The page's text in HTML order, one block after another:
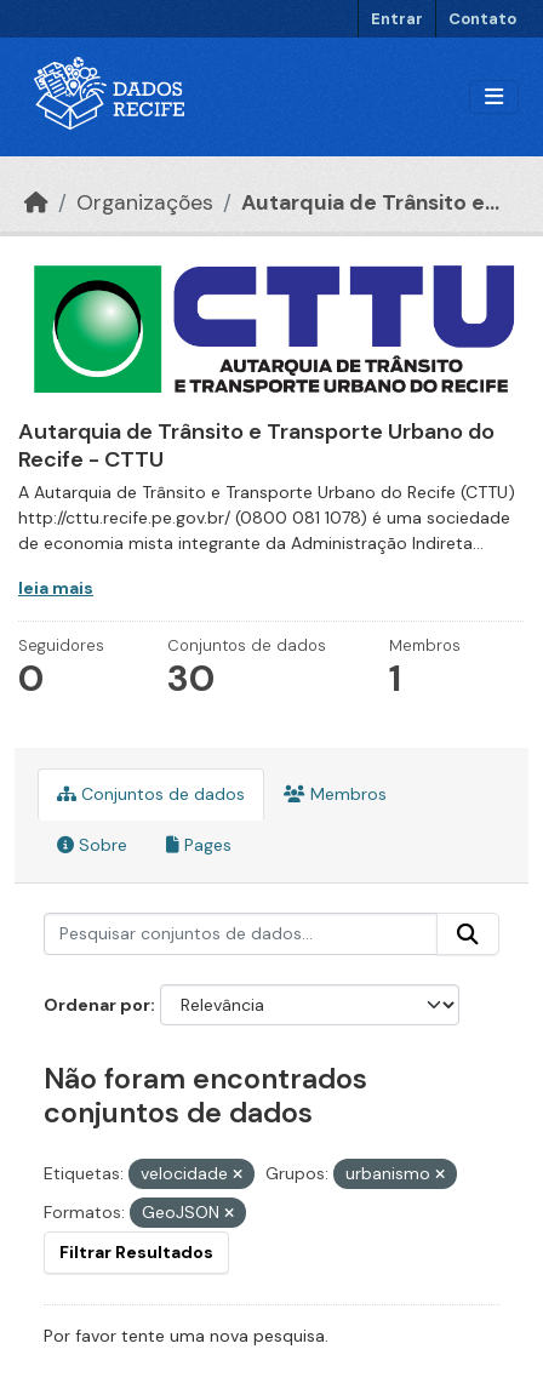
Entrar Contato
Organizações Autarquia de Trânsito e...
Autarquia de Trânsito e Transporte Urbano do
Recife - CTTU
A Autarquia de Trânsito e Transporte Urbano do Recife (CTTU)
http://cttu.recife.pe.gov.br/ (0800 081 1078) é uma sociedade
de economia mista integrante da Administração Indireta...
leia mais
Seguidores
0
Conjuntos de dados
30
Membros
1
Conjuntos de dados Membros
Sobre Pages
Ordenar por
Não foram encontrados
conjuntos de dados
Etiquetas: velocidade Grupos:
urbanismo
Formatos:
GeoJSON
Filtrar Resultados
Por favor tente uma nova pesquisa.